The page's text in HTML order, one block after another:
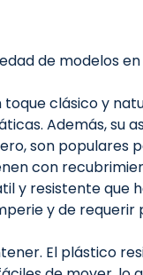
de modelos
toque clásico y
Además,
son populares
con
y resistente que
y de
El plástico